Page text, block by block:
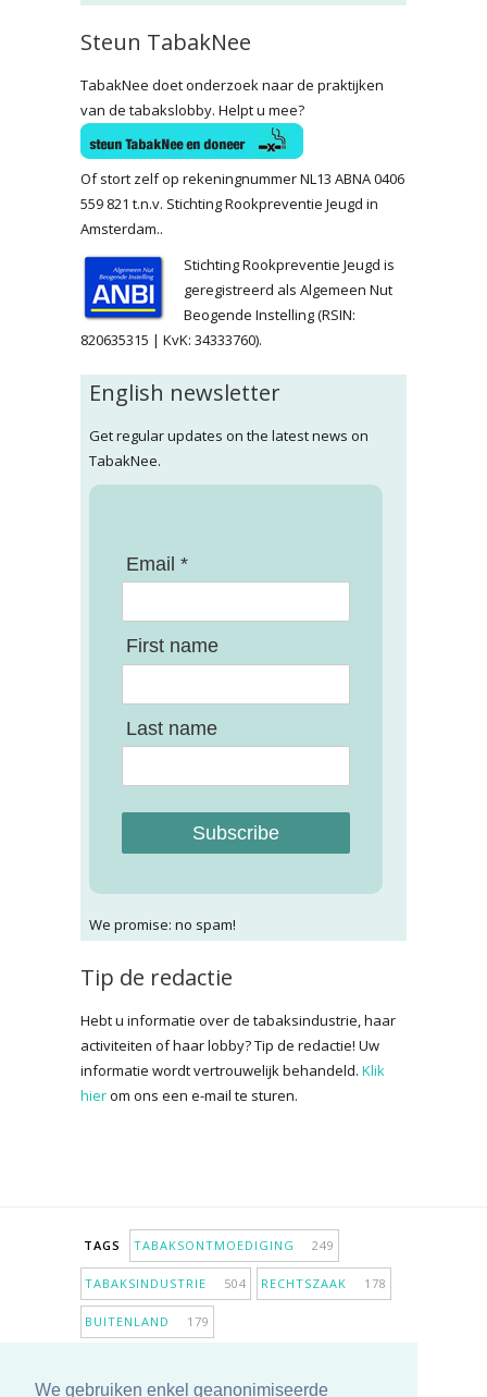
We gebruiken enkel geanonimiseerde
Steun TabakNee
TabakNee doet onderzoek naar de praktijken
van de tabakslobby. Helpt u mee?
Of stort zelf op rekeningnummer NL13 ABNA 0406
559 821 t.n.v. Stichting Rookpreventie Jeugd in
Amsterdam..
Stichting Rookpreventie Jeugd is
geregistreerd als Algemeen Nut
Beogende Instelling (RSIN:
820635315 | KvK: 34333760).
English newsletter
Get regular updates on the latest news on
TabakNee.
Email *
First name
Last name
Subscribe
We promise: no spam!
Tip de redactie
Hebt u informatie over de tabaksindustrie, haar
activiteiten of haar lobby? Tip de redactie! Uw
informatie wordt vertrouwelijk behandeld. Klik
hierom ons een e-mail te sturen.
TAGS TABAKSONTMOEDIGING 249
TABAKSINDUSTRIE 504 RECHTSZAAK 178
BUITENLAND 179